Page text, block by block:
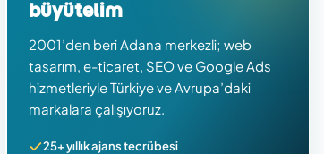
büyütelim
2001’den beri Adana merkezli; web
tasarım, e-ticaret, SEO ve Google Ads
hizmetleriyle Türkiye ve Avrupa’daki
markalara çalışıyoruz.
25+ yıllık ajans tecrübesi